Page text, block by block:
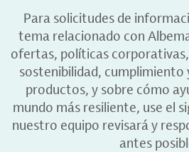
Para solicitudes de
tema relacionado con
ofertas, políticas
sostenibilidad, cumplimiento
productos, y sobre cómo
mundo más resiliente, use el
nuestro equipo revisará y
antes